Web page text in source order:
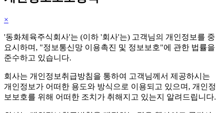
×
'동화체육주식회사'는 (이하 '회사'는) 고객님의 개인정보를 중
요시하며, "정보통신망 이용촉진 및 정보보호"에 관한 법률을
준수하고 있습니다.
회사는 개인정보취급방침을 통하여 고객님께서 제공하시는
개인정보가 어떠한 용도와 방식으로 이용되고 있으며, 개인정
보보호를 위해 어떠한 조치가 취해지고 있는지 알려드립니다.